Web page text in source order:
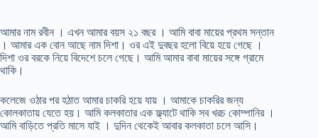
আমার নাম রবীন । এখন আমার বয়স ২১ বছর । আমি বাবা মায়ের প্রথম সন্তান
। আমার এক বোন আছে নাম দিশা। ওর এই দুবছর হলো বিয়ে হয়ে গেছে ।
দিশা ওর বরকে নিয়ে বিদেশে চলে গেছে। আমি আমার বাবা মায়ের সঙ্গে গ্রামে
থাকি।
কলেজে ওঠার পর হঠাত আমার চাকরি হয়ে যায় । আমাকে চাকরির জন্য
কোলকাতায় যেতে হয়। আমি কলকাতার এক ফ্ল্যাটে থাকি সব খরচ কোম্পানির ।
আমি বাড়িতে প্রতি মাসে যাই । দুদিন থেকেই আবার কলকাতা চলে আসি।